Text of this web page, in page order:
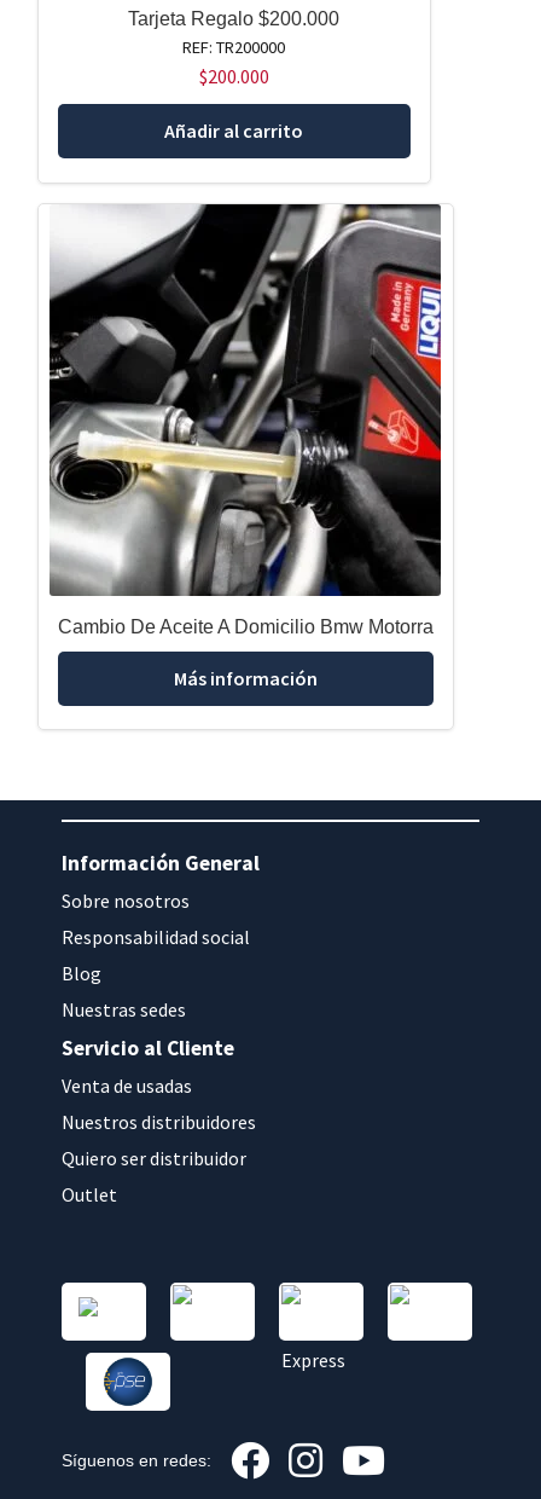
Tarjeta Regalo $200.000
REF: TR200000
$200.000
Añadir al carrito
Cambio De Aceite A Domicilio Bmw Motorra
Más información
Información General
Sobre nosotros
Responsabilidad social
Blog
Nuestras sedes
Servicio al Cliente
Venta de usadas
Nuestros distribuidores
Quiero ser distribuidor
Outlet
Síguenos en redes: